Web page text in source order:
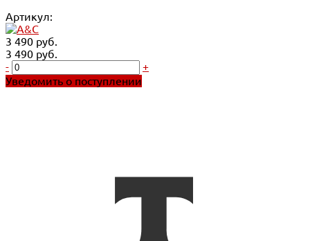
Артикул:
3 490 руб.
3 490 руб.
-
+
Уведомить о поступлении